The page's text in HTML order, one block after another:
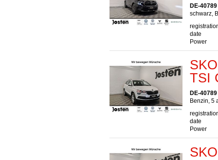
DE-
schwarz,
date
Power
TSI
DE-
Benzin, 5
date
Power